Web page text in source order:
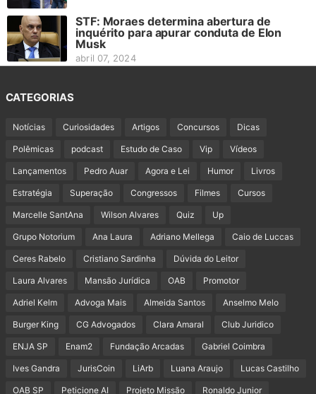
STF: Moraes determina abertura de
inquérito para apurar conduta de Elon
Musk
abril 07, 2024
CATEGORIAS
Notícias Curiosidades Artigos Concursos Dicas
Polêmicas podcast Estudo de Caso Vip Vídeos
Lançamentos Pedro Auar Agora e Lei Humor Livros
Estratégia Superação Congressos Filmes Cursos
Marcelle SantAna Wilson Alvares Quiz Up
Grupo Notorium Ana Laura Adriano Mellega Caio de Luccas
Ceres Rabelo Cristiano Sardinha Dúvida do Leitor
Laura Alvares Mansão Jurídica OAB Promotor
Adriel Kelm Advoga Mais Almeida Santos Anselmo Melo
Burger King CG Advogados Clara Amaral Club Juridico
ENJA SP Enam2 Fundação Arcadas Gabriel Coimbra
Ives Gandra JurisCoin LiArb Luana Araujo Lucas Castilho
OAB SP Peticione AI Projeto Missão Ronaldo Junior